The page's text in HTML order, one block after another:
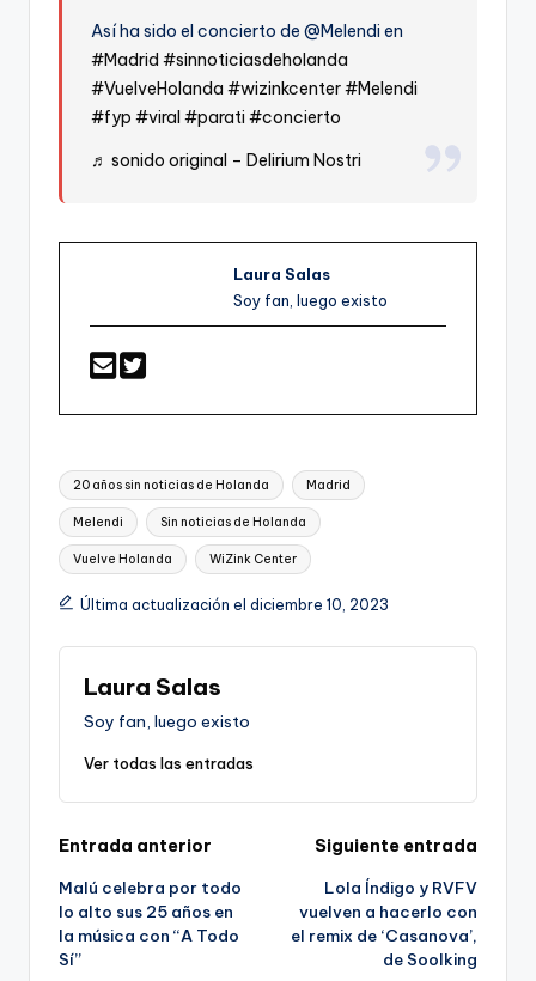
Así ha sido el concierto de @Melendi en
#Madrid #sinnoticiasdeholanda
#VuelveHolanda #wizinkcenter#Melendi
#fyp #viral #parati #concierto
♬ sonido original – Delirium Nostri
Laura Salas
Soy fan, luego existo
Etiquetas:
20 años sin noticias de Holanda Madrid
Melendi Sin noticias de Holanda
Vuelve Holanda WiZink Center
Última actualización el diciembre 10, 2023
Laura Salas
Soy fan, luego existo
Ver todas las entradas
Navegación
de
entradas
Entrada anterior
Malú celebra por todo
lo alto sus 25 años en
la música con “A Todo
Sí”
Siguiente entrada
Lola Índigo y RVFV
vuelven a hacerlo con
el remix de ‘Casanova’,
de Soolking